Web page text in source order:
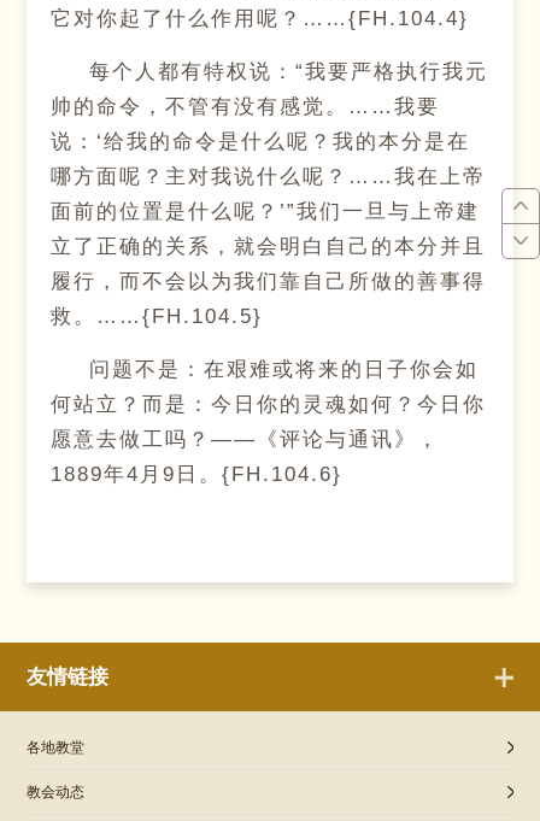
它对你起了什么作用呢？……{FH.104.4}
每个人都有特权说：“我要严格执行我元
帅的命令，不管有没有感觉。……我要
说：‘给我的命令是什么呢？我的本分是在
哪方面呢？主对我说什么呢？……我在上帝
面前的位置是什么呢？’”我们一旦与上帝建
立了正确的关系，就会明白自己的本分并且
履行，而不会以为我们靠自己所做的善事得
救。……{FH.104.5}
问题不是：在艰难或将来的日子你会如
何站立？而是：今日你的灵魂如何？今日你
愿意去做工吗？——《评论与通讯》，
1889年4月9日。{FH.104.6}
友情链接
各地教堂
教会动态